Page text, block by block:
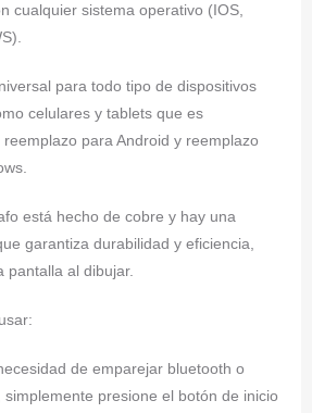
cualquier sistema operativo (IOS,
para todo tipo de dispositivos
celulares y tablets que es
para Android y reemplazo
está hecho de cobre y hay una
garantiza durabilidad y eficiencia,
pantalla al dibujar.
de emparejar bluetooth o
simplemente presione el botón de inicio